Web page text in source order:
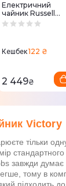
Електричний
чайник Russell
Hobbs 24993-70
Кешбек122 ₴
2 449₴
Victory
тільки
завжди
тому в